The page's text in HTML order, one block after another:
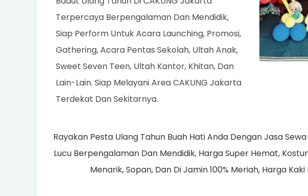
Terpercaya Berpengalaman Dan Mendidik,
Siap Perform Untuk Acara Launching, Promosi,
Gathering, Acara Pentas Sekolah, Ultah Anak,
Sweet Seven Teen, Ultah Kantor, Khitan, Dan
Lain-Lain. Siap Melayani Area CAKUNG Jakarta
Terdekat Dan Sekitarnya.
Rayakan Pesta Ulang Tahun Buah Hati Anda Dengan Jasa
Lucu Berpengalaman Dan Mendidik, Harga Super Hemat,
Menarik, Sopan, Dan Di Jamin 100% Meriah, Harga